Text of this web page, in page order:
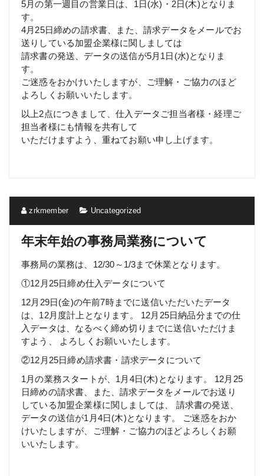
5月の第一週目の営業日は、1日(水)・2日(木)となりま
す。
4月25日締めの請求書、また、請求データをメールでお
送りしている加盟企業様に関しましては
請求書の発送、データの送信が5月1日(水)となりま
す。
ご迷惑をおかけいたしますが、ご理解・ご協力のほど
よろしくお願いいたします。
以上2点につきまして、仕入データご担当者様・経理ご
担当者様にも情報を共有して
いただけますよう、重ねてお願い申し上げます。
zrkmember Uncategorized
年末年始の事務局業務について
事務局の業務は、12/30～1/3まで休業となります。
①12月25日締め仕入データについて
12月29日(金)の午前7時までに送信いただいたデータ
は、12月度計上となります。 12月25日納品分までの仕
入データは、なるべく締め切りまでに送信いただけま
すよう、 よろしくお願いいたします。
②12月25日締め請求書・請求データについて
1月の業務スタートが、1月4日(木)となります。 12月25
日締めの請求書、また、請求データをメールでお送り
している加盟企業様に関しましては、 請求書の発送、
データの送信が1月4日(木)となります。 ご迷惑をおか
けいたしますが、ご理解・ご協力のほどよろしくお願
いいたします。